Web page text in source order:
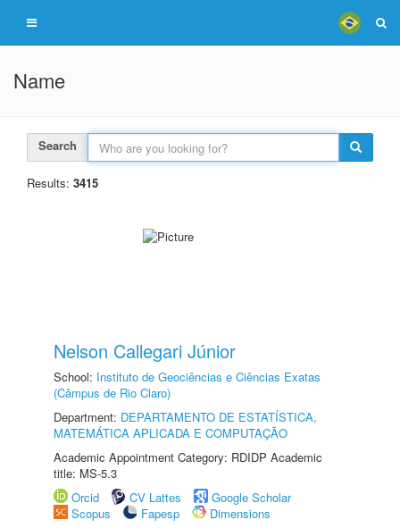
Name
Search
Results: 3415
Nelson Callegari Júnior
School: Instituto de Geociências e Ciências Exatas
(Câmpus de Rio Claro)
Department: DEPARTAMENTO DE ESTATÍSTICA,
MATEMÁTICA APLICADA E COMPUTAÇÃO
Academic Appointment Category: RDIDP Academic
title: MS-5.3
Orcid
CV Lattes
Google Scholar
Scopus
Fapesp
Dimensions